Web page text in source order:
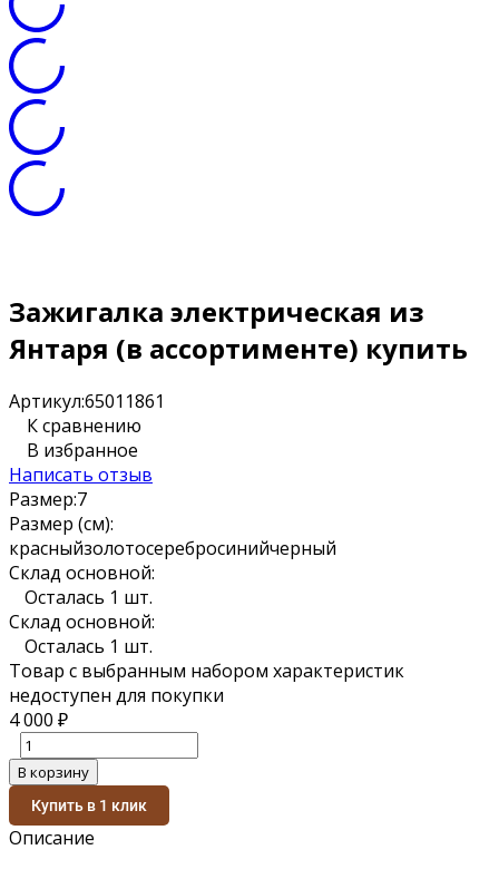
Зажигалка электрическая из
Янтаря (в ассортименте) купить
Артикул:65011861
К сравнению
В избранное
Написать отзыв
Размер:7
Размер (см):
красныйзолотосеребросинийчерный
Склад основной:
Осталась 1 шт.
Склад основной:
Осталась 1 шт.
Товар с выбранным набором характеристик
недоступен для покупки
4 000 ₽
В корзину
Купить в 1 клик
Описание